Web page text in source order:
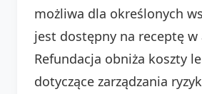
możliwa dla określonych
jest dostępny na receptę w
Refundacja obniża koszty
dotyczące zarządzania